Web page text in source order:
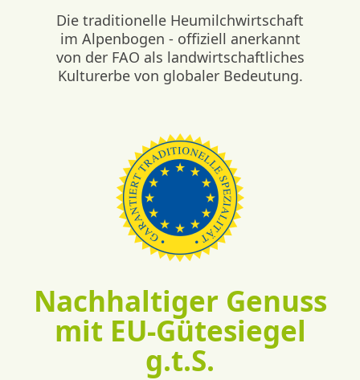
Die traditionelle Heumilchwirtschaft
im Alpenbogen - offiziell anerkannt
von der FAO als landwirtschaftliches
Kulturerbe von globaler Bedeutung.
Nachhaltiger Genuss
mit EU-Gütesiegel
g.t.S.